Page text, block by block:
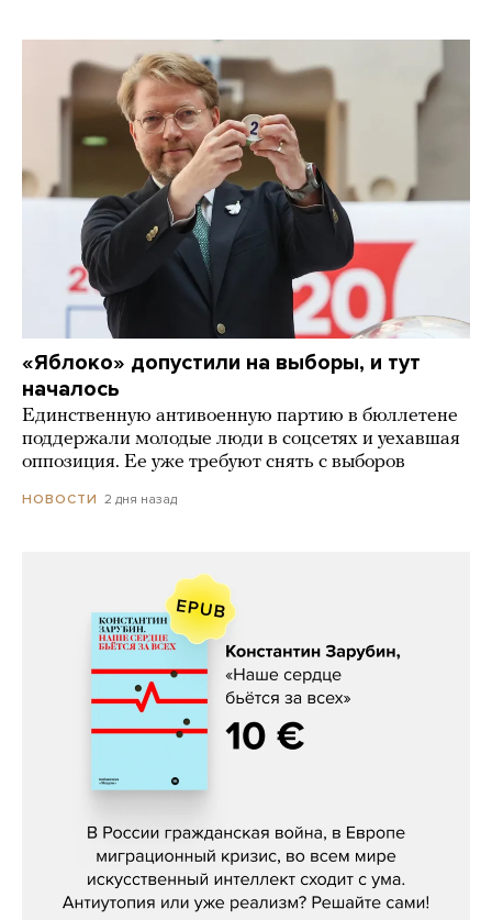
«Яблоко» допустили на выборы, и тут
началось
Единственную антивоенную партию в бюллетене
поддержали молодые люди в соцсетях и уехавшая
оппозиция. Ее уже требуют снять с выборов
НОВОСТИ 2 дня назад
Константин Зарубин, «Наше сердце